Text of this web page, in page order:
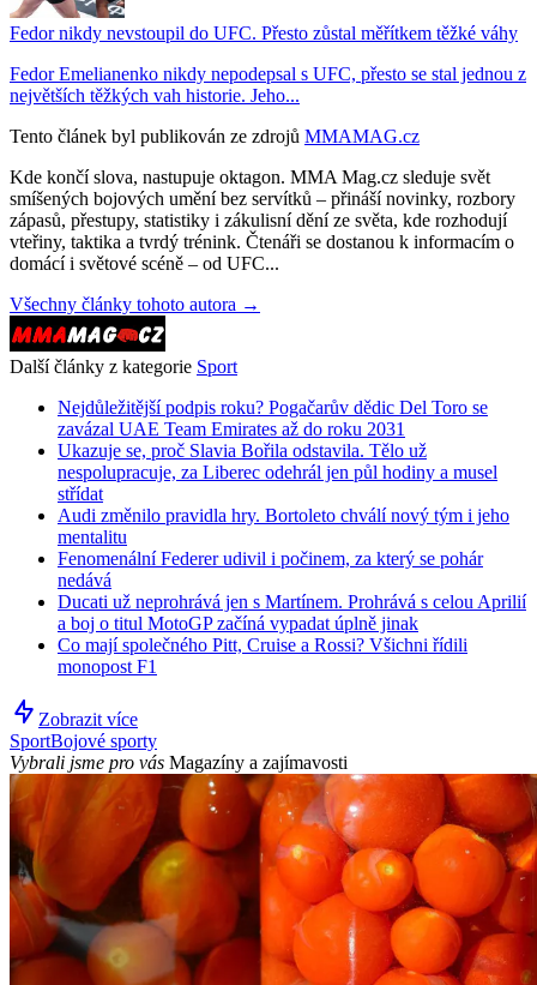
Fedor nikdy nevstoupil do UFC. Přesto zůstal měřítkem těžké váhy
Fedor Emelianenko nikdy nepodepsal s UFC, přesto se stal jednou z
největších těžkých vah historie. Jeho...
Tento článek byl publikován ze zdrojů MMAMAG.cz
Kde končí slova, nastupuje oktagon. MMA Mag.cz sleduje svět
smíšených bojových umění bez servítků – přináší novinky, rozbory
zápasů, přestupy, statistiky i zákulisní dění ze světa, kde rozhodují
vteřiny, taktika a tvrdý trénink. Čtenáři se dostanou k informacím o
domácí i světové scéně – od UFC...
Všechny články tohoto autora →
Další články z kategorie Sport
Nejdůležitější podpis roku? Pogačarův dědic Del Toro se
zavázal UAE Team Emirates až do roku 2031
Ukazuje se, proč Slavia Bořila odstavila. Tělo už
nespolupracuje, za Liberec odehrál jen půl hodiny a musel
střídat
Audi změnilo pravidla hry. Bortoleto chválí nový tým i jeho
mentalitu
Fenomenální Federer udivil i počinem, za který se pohár
nedává
Ducati už neprohrává jen s Martínem. Prohrává s celou Aprilií
a boj o titul MotoGP začíná vypadat úplně jinak
Co mají společného Pitt, Cruise a Rossi? Všichni řídili
monopost F1
Zobrazit více
SportBojové sporty
Vybrali jsme pro vás Magazíny a zajímavosti